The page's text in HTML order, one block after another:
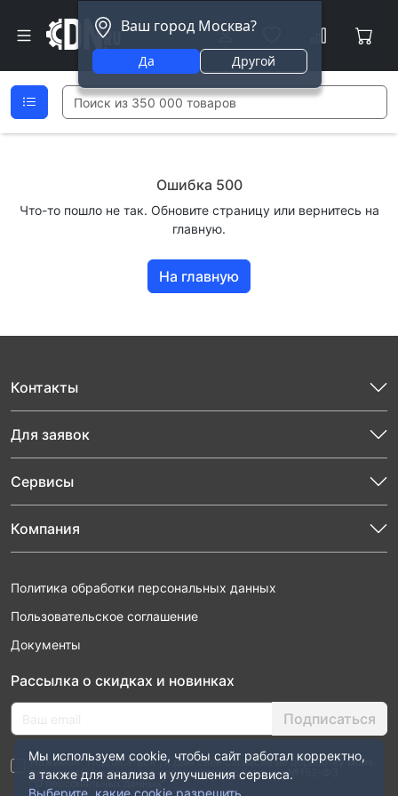
Ваш город Москва?
Да Другой
Ошибка 500
Что-то пошло не так. Обновите страницу или вернитесь на
главную.
На главную
Контакты
Для заявок
Сервисы
Компания
Политика обработки персональных данных
Пользовательское соглашение
Документы
Рассылка о скидках и новинках
Подписаться
Нажимая “Подписаться”, я даю свое согласие на обработку моих
персональных данных в соответствии с законом №152-ФЗ
“О персональных данных”
Мы используем cookie, чтобы сайт работал корректно,
а также для анализа и улучшения сервиса.
Выберите, какие cookie разрешить